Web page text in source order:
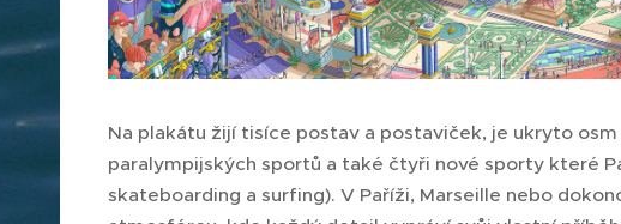
Na plakátu žijí tisíce postav a postaviček, je ukryto
paralympijských sportů a také čtyři nové sporty které
skateboarding a surfing). V Paříži, Marseille nebo